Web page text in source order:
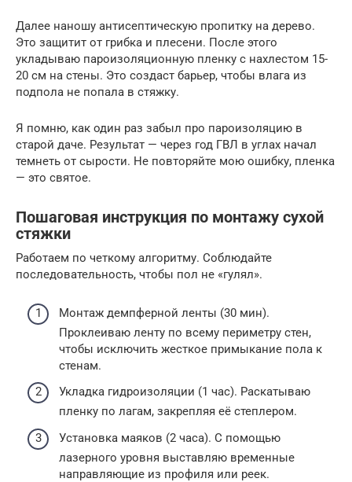
Далее наношу антисептическую пропитку на дерево.
Это защитит от грибка и плесени. После этого
укладываю пароизоляционную пленку с нахлестом 15-
20 см на стены. Это создаст барьер, чтобы влага из
подпола не попала в стяжку.
Я помню, как один раз забыл про пароизоляцию в
старой даче. Результат — через год ГВЛ в углах начал
темнеть от сырости. Не повторяйте мою ошибку, пленка
— это святое.
Пошаговая инструкция по монтажу сухой
стяжки
Работаем по четкому алгоритму. Соблюдайте
последовательность, чтобы пол не «гулял».
Монтаж демпферной ленты (30 мин).
Проклеиваю ленту по всему периметру стен,
чтобы исключить жесткое примыкание пола к
стенам.
Укладка гидроизоляции (1 час). Раскатываю
пленку по лагам, закрепляя её степлером.
Установка маяков (2 часа). С помощью
лазерного уровня выставляю временные
направляющие из профиля или реек.